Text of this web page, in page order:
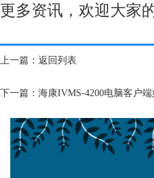
更多资讯，欢迎大家
上一篇： 返回列表
下一篇： 海康IVMS-4200电脑客户